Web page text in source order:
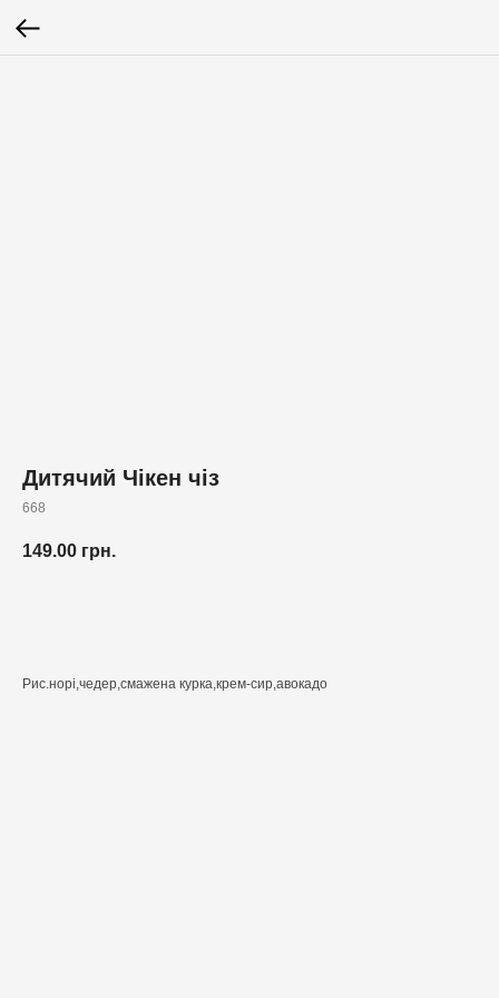
Дитячий Чікен чіз
668
149.00 грн.
Рис.норі,чедер,смажена курка,крем-сир,авокадо